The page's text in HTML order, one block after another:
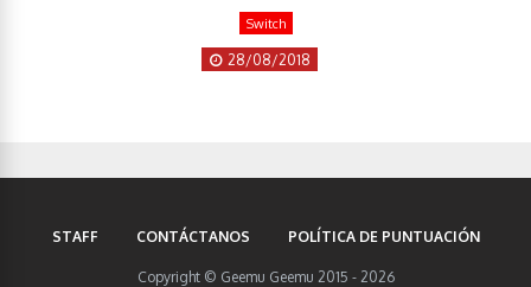
Switch
28/08/2018
STAFF CONTÁCTANOS POLÍTICA DE PUNTUACIÓN
Copyright © Geemu Geemu 2015 - 2026